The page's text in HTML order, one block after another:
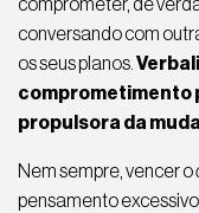
conversando com
os seus planos.
comprometimento
propulsora da
Nem sempre, vencer o
pensamento